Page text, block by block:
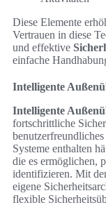
Diese Elemente
Vertrauen in diese
und effektive
einfache
Intelligente
Intelligente
fortschrittliche
Systeme enthalten
die es ermöglichen,
identifizieren. Mit
eigene
flexible